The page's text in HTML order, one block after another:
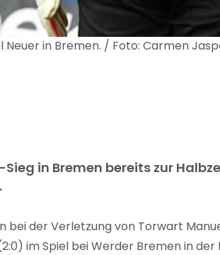
in Bremen. / Foto: Carmen
in Bremen bereits zur
bei der Verletzung von Torwart
im Spiel bei Werder Bremen in